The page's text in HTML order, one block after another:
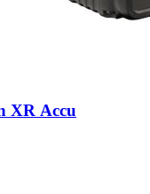
XR Accu